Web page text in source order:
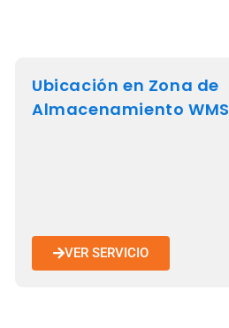
Ubicación en Zona de
Almacenamiento WMS
VER SERVICIO